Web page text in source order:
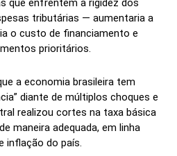
que enfrentem a rigidez dos
tributárias — aumentaria a
o custo de financiamento e
prioritários.
a economia brasileira tem
diante de múltiplos choques e
realizou cortes na taxa básica
maneira adequada, em linha
inflação do país.